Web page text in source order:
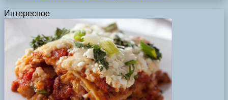
Интересное